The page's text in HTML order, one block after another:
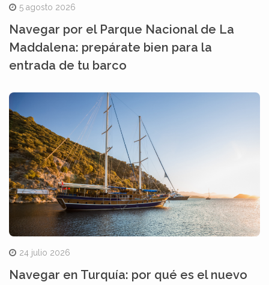
5 agosto 2026
Navegar por el Parque Nacional de La
Maddalena: prepárate bien para la
entrada de tu barco
24 julio 2026
Navegar en Turquía: por qué es el nuevo